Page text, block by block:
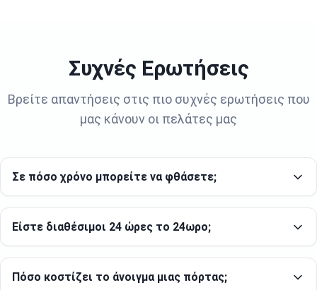
Συχνές Ερωτήσεις
Βρείτε απαντήσεις στις πιο συχνές ερωτήσεις που
μας κάνουν οι πελάτες μας
Σε πόσο χρόνο μπορείτε να φθάσετε;
Είστε διαθέσιμοι 24 ώρες το 24ωρο;
Πόσο κοστίζει το άνοιγμα μιας πόρτας;